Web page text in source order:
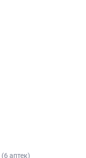
(6 аптек)